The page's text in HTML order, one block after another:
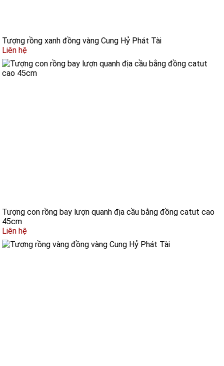
Tượng rồng xanh đồng vàng Cung Hỷ Phát Tài
Liên hệ
Tượng con rồng bay lượn quanh địa cầu bằng đồng catut cao
45cm
Liên hệ